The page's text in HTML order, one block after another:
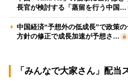
長官が検討する「蒸留を行う中国…
中国経済“予想外の低成長”で政策
方針の修正で成長加速が予想さ…
「みんなで大家さん」配当